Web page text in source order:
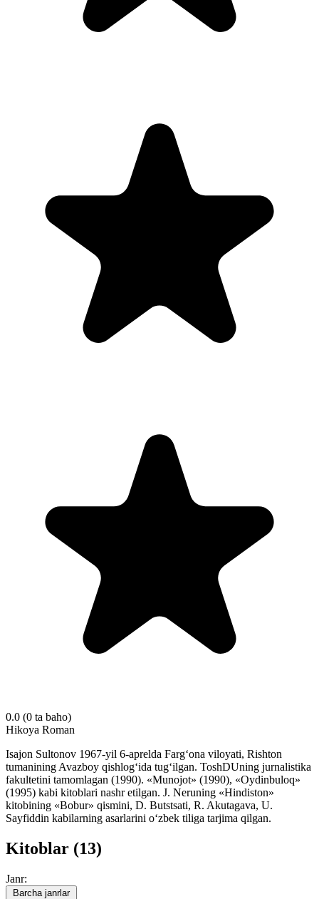
0.0 (0 ta baho)
Hikoya Roman
Isajon Sultonov 1967-yil 6-aprelda Farg‘ona viloyati, Rishton
tumanining Avazboy qishlog‘ida tug‘ilgan. ToshDUning jurnalistika
fakultetini tamomlagan (1990). «Munojot» (1990), «Oydinbuloq»
(1995) kabi kitoblari nashr etilgan. J. Neruning «Hindiston»
kitobining «Bobur» qismini, D. Butstsati, R. Akutagava, U.
Sayfiddin kabilarning asarlarini o‘zbek tiliga tarjima qilgan.
Kitoblar (13)
Janr:
Barcha janrlar